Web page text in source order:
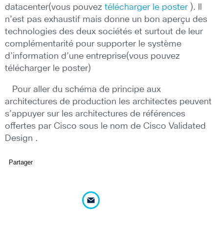
datacenter(vous pouvez télécharger le poster ). Il
n’est pas exhaustif mais donne un bon aperçu des
technologies des deux sociétés et surtout de leur
complémentarité pour supporter le système
d’information d’une entreprise(vous pouvez
télécharger le poster)
Pour aller du schéma de principe aux
architectures de production les architectes peuvent
s’appuyer sur les architectures de références
offertes par Cisco sous le nom de Cisco Validated
Design .
Partager